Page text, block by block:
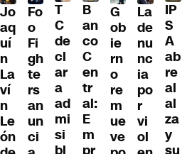
Jo
aq
uí
n
La
ví
n
Le
ón
Fo
o
Fi
gh
te
rs
an
un
ci
T
C
de
cl
ar
a
ad
mi
si
B
an
co
C
en
tr
al:
E
m
G
ob
ie
rn
o
re
m
ue
ve
La
de
nu
nc
ia
po
r
vi
ol
IP
S
A
ab
re
al
al
za
y